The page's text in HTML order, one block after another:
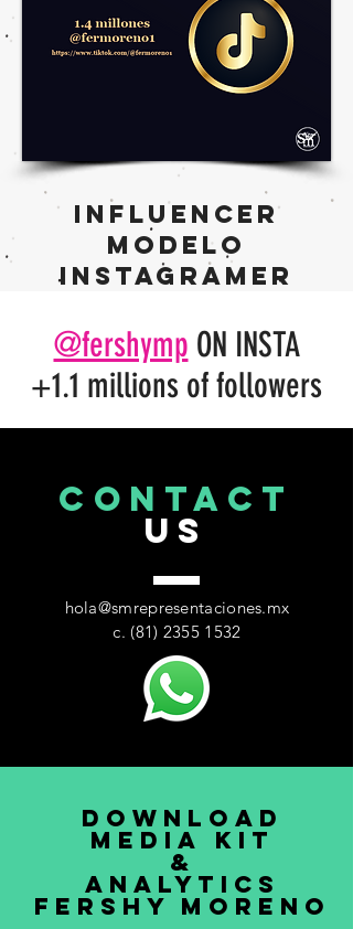
Influencer
MODELO
INSTAGRAMER
@fershymp ON INSTA
+1.1 millions of followers
CONTACT
US
hola@smrepresentaciones.mx
c. ‭(81) 2355 1532
DOWNLOAD
MEDIA KIT
&
ANALYTICS
fershy moreno